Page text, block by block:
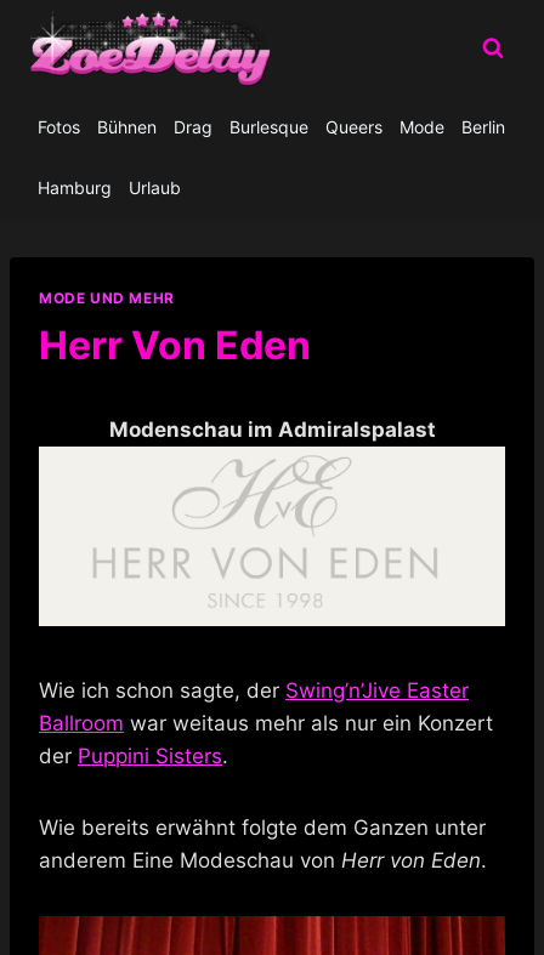
Inhalt
springen
Fotos Bühnen Drag Burlesque Queers Mode Berlin
Hamburg Urlaub
MODE UND MEHR
Herr Von Eden
Modenschau im Admiralspalast
Wie ich schon sagte, der Swing’n’Jive Easter
Ballroom war weitaus mehr als nur ein Konzert
der Puppini Sisters.
Wie bereits erwähnt folgte dem Ganzen unter
anderem Eine Modeschau von Herr von Eden.